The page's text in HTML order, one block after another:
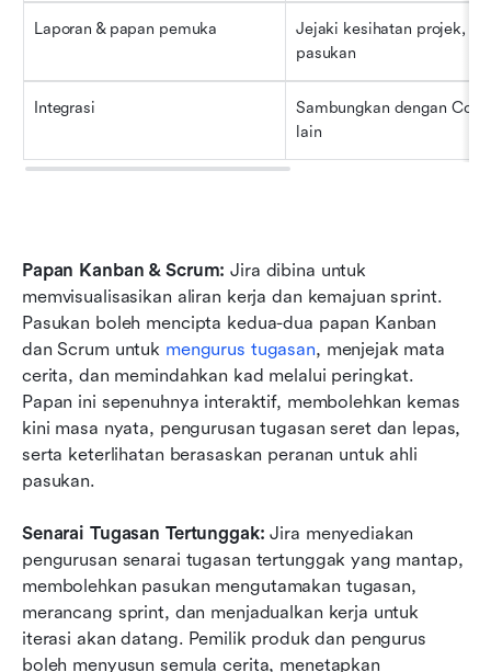
Laporan & papan pemuka
Jejaki kesihatan projek,
pasukan
Integrasi
Sambungkan dengan
lain
Papan Kanban & Scrum: Jira dibina untuk
memvisualisasikan aliran kerja dan kemajuan sprint.
Pasukan boleh mencipta kedua-dua papan Kanban
dan Scrum untuk mengurus tugasan, menjejak mata
cerita, dan memindahkan kad melalui peringkat.
Papan ini sepenuhnya interaktif, membolehkan kemas
kini masa nyata, pengurusan tugasan seret dan lepas,
serta keterlihatan berasaskan peranan untuk ahli
pasukan.
Senarai Tugasan Tertunggak: Jira menyediakan
pengurusan senarai tugasan tertunggak yang mantap,
membolehkan pasukan mengutamakan tugasan,
merancang sprint, dan menjadualkan kerja untuk
iterasi akan datang. Pemilik produk dan pengurus
boleh menyusun semula cerita, menetapkan